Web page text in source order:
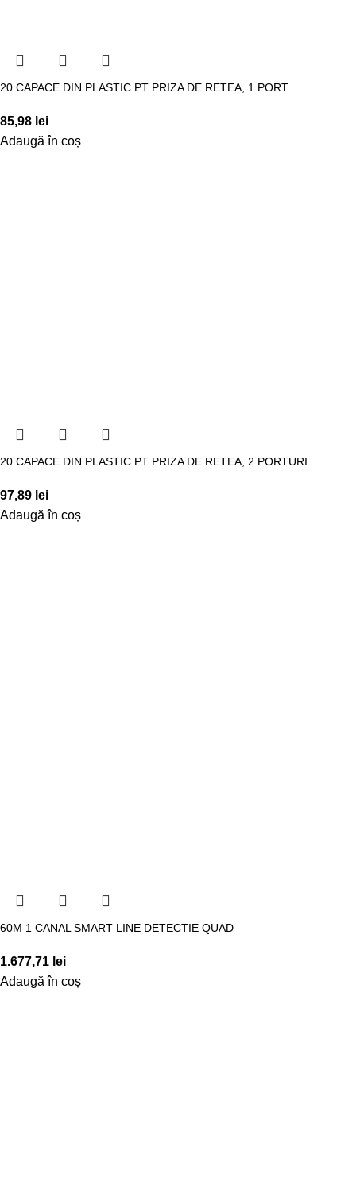
20 CAPACE DIN PLASTIC PT PRIZA DE RETEA, 1 PORT
85,98 lei
Adaugă în coș
20 CAPACE DIN PLASTIC PT PRIZA DE RETEA, 2 PORTURI
97,89 lei
Adaugă în coș
60M 1 CANAL SMART LINE DETECTIE QUAD
1.677,71 lei
Adaugă în coș